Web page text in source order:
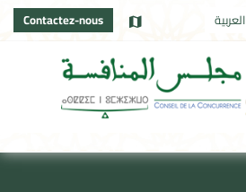
Contactez-nous العربية